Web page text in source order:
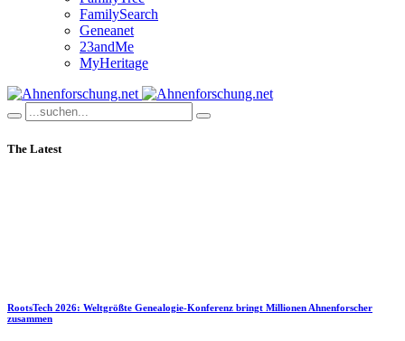
FamilySearch
Geneanet
23andMe
MyHeritage
The Latest
RootsTech 2026: Weltgrößte Genealogie-Konferenz bringt Millionen Ahnenforscher
zusammen